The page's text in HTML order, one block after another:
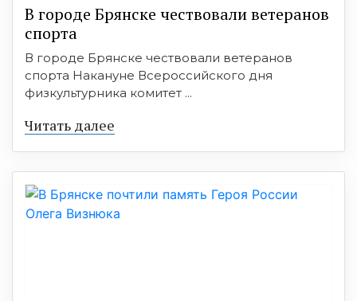
В городе Брянске чествовали ветеранов
спорта
В городе Брянске чествовали ветеранов
спорта Накануне Всероссийского дня
физкультурника комитет ...
Читать далее